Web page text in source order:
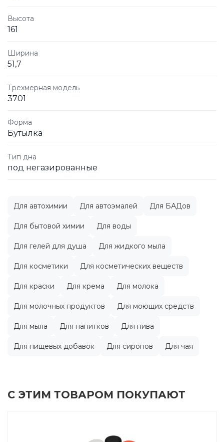
Высота
161
Ширина
51,7
Трехмерная модель
3701
Форма
Бутылка
Тип дна
под негазированные
Для автохимии Для автоэмалей Для БАДов
Для бытовой химии Для воды
Для гелей для душа Для жидкого мыла
Для косметики Для косметических веществ
Для краски Для крема Для молока
Для молочных продуктов Для моющих средств
Для мыла Для напитков Для пива
Для пищевых добавок Для сиропов Для чая
С ЭТИМ ТОВАРОМ ПОКУПАЮТ